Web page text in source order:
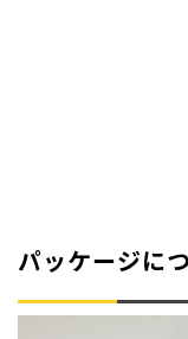
パッケージに